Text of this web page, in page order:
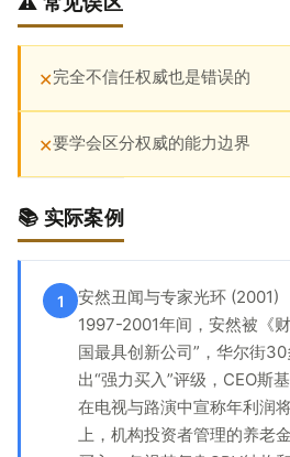
✕完全不信任权威也是错误的
✕要学会区分权威的能力边界
📚 实际案例
1
安然丑闻与专家光环 (2001)
1997-2001年间，安然被《
国最具创新公司”，华尔街
出“强力买入”评级，CEO斯
在电视与路演中宣称年利润
上，机构投资者管理的养老